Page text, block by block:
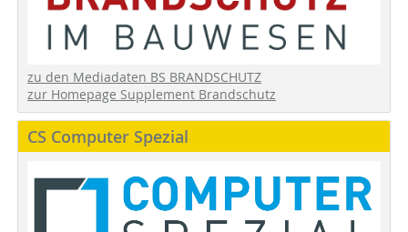
zu den Mediadaten BS BRANDSCHUTZ
zur Homepage Supplement Brandschutz
CS Computer Spezial